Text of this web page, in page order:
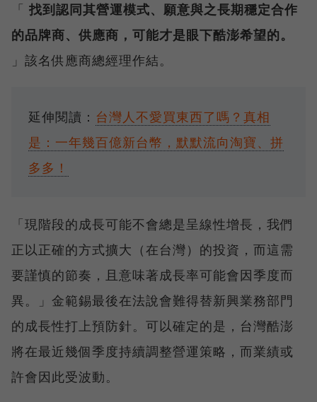
「 找到認同其營運模式、願意與之長期穩定合作
的品牌商、供應商，可能才是眼下酷澎希望的。
」該名供應商總經理作結。
延伸閱讀： 台灣人不愛買東西了嗎？真相
是：一年幾百億新台幣，默默流向淘寶、拼
多多！
「現階段的成長可能不會總是呈線性增長，我們
正以正確的方式擴大（在台灣）的投資，而這需
要謹慎的節奏，且意味著成長率可能會因季度而
異。」金範錫最後在法說會難得替新興業務部門
的成長性打上預防針。可以確定的是，台灣酷澎
將在最近幾個季度持續調整營運策略，而業績或
許會因此受波動。